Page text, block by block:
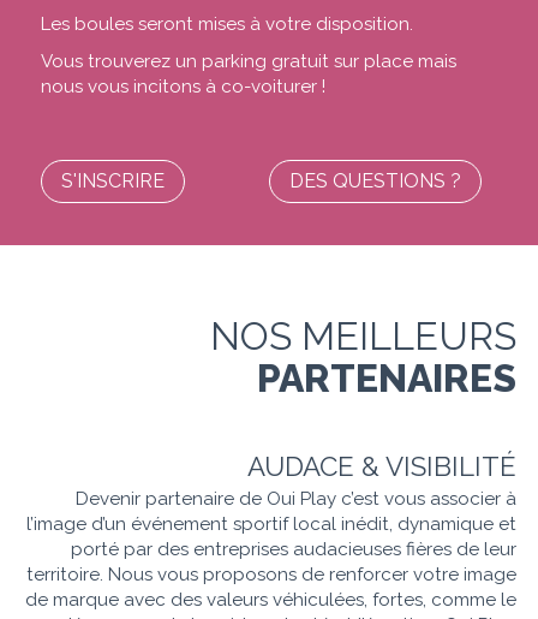
Les boules seront mises à votre disposition.
Vous trouverez un parking gratuit sur place mais
nous vous incitons à co-voiturer !
S'INSCRIRE DES QUESTIONS ?
NOS MEILLEURS
PARTENAIRES
AUDACE & VISIBILITÉ
Devenir partenaire de Oui Play c’est vous associer à
l’image d’un événement sportif local inédit, dynamique et
porté par des entreprises audacieuses fières de leur
territoire. Nous vous proposons de renforcer votre image
de marque avec des valeurs véhiculées, fortes, comme le